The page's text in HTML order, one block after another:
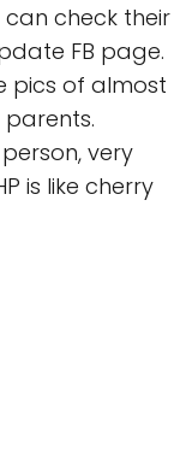
check their
FB page.
pics of almost
very
is like cherry